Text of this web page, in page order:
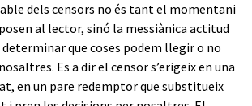
dels censors no és tant el momentani
al lector, sinó la messiànica actitud
determinar que coses podem llegir o no
Es a dir el censor s’erigeix en una
en un pare redemptor que substitueix